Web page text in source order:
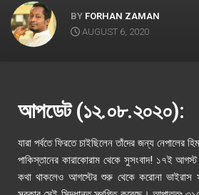
BY FORHAN ZAMAN
AUGUST 6, 2020
আপডেট (১২.০৮.২০২০):
যারা পর্বতে ফিরতে চাইছিলেন তাঁদের জন্য নেপালের
পাকিস্তানের কারাকোরাম থেকে সুসংবাদ! ১৭ই
কথা থাকলেও আগস্টের শুরু থেকে করোনা ভাইরাস